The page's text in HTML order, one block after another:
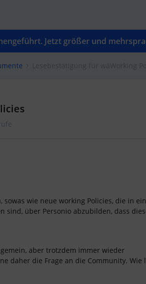
Jetzt größer und
wie neue working Policies, die in
sind, über Personio abzubilden, dass
aber trotzdem immer wieder
daher die Frage an die Community. Wie